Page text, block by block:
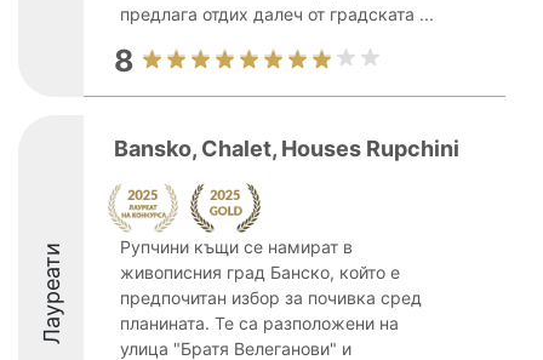
предлага отдих далеч от градската ...
8
Лауреати
Bansko, Chalet, Houses Rupchini
Рупчини къщи се намират в
живописния град Банско, който е
предпочитан избор за почивка сред
планината. Те са разположени на
улица "Братя Велеганови" и